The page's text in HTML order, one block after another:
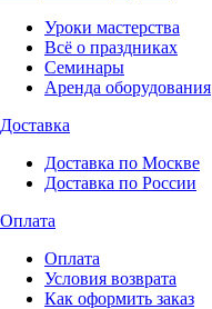
Уроки мастерства
Всё о праздниках
Семинары
Аренда оборудования
Доставка
Доставка по Москве
Доставка по России
Оплата
Оплата
Условия возврата
Как оформить заказ